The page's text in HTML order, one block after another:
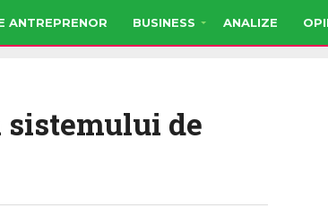
ANTREPRENOR BUSINESS ANALIZE
sistemului de